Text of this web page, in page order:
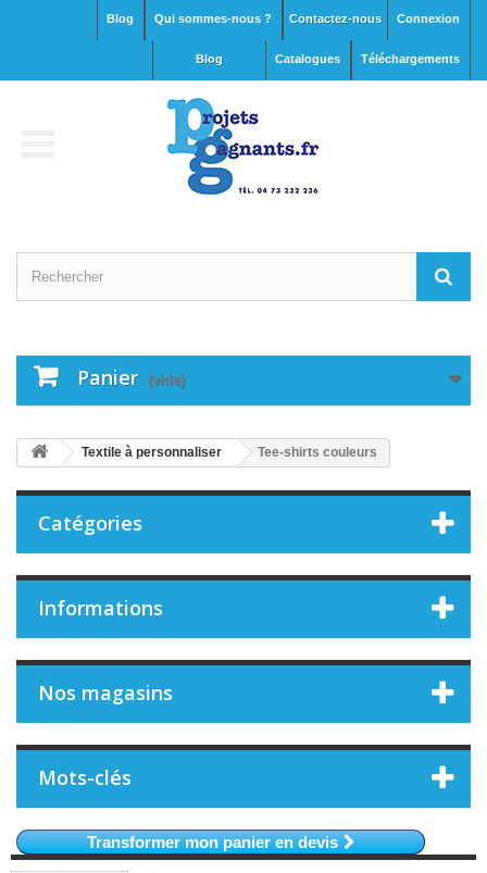
Connexion
Contactez-nous
Qui sommes-nous ?
Blog
Téléchargements
Catalogues
blog
Panier (vide)
Textile à personnaliser Tee-shirts couleurs
Catégories
Informations
Nos magasins
Mots-clés
Transformer mon panier en devis